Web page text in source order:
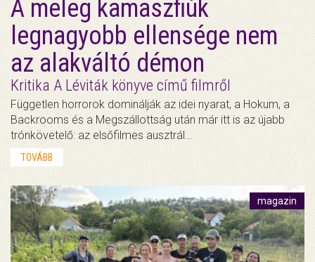
A meleg kamaszfiúk
legnagyobb ellensége nem
az alakváltó démon
Kritika A Léviták könyve című filmről
Független horrorok dominálják az idei nyarat, a Hokum, a
Backrooms és a Megszállottság után már itt is az újabb
trónkövetelő: az elsőfilmes ausztrál…
TOVÁBB
magazin